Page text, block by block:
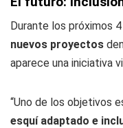
Durante los próximos
nuevos proyectos
aparece una iniciativa
“Uno de los objetivos
esquí adaptado e